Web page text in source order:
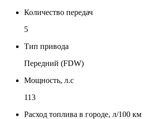
Количество передач
5
Тип привода
Передний (FDW)
Мощность, л.с
113
Расход топлива в городе, л/100 км